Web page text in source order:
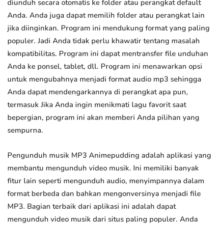
diunduh secara otomatis ke folder atau perangkat default
Anda. Anda juga dapat memilih folder atau perangkat lain
jika diinginkan. Program ini mendukung format yang paling
populer. Jadi Anda tidak perlu khawatir tentang masalah
kompatibilitas. Program ini dapat mentransfer file unduhan
Anda ke ponsel, tablet, dll. Program ini menawarkan opsi
untuk mengubahnya menjadi format audio mp3 sehingga
Anda dapat mendengarkannya di perangkat apa pun,
termasuk Jika Anda ingin menikmati lagu favorit saat
bepergian, program ini akan memberi Anda pilihan yang
sempurna.
Pengunduh musik MP3 Animepudding adalah aplikasi yang
membantu mengunduh video musik. Ini memiliki banyak
fitur lain seperti mengunduh audio, menyimpannya dalam
format berbeda dan bahkan mengonversinya menjadi file
MP3. Bagian terbaik dari aplikasi ini adalah dapat
mengunduh video musik dari situs paling populer. Anda